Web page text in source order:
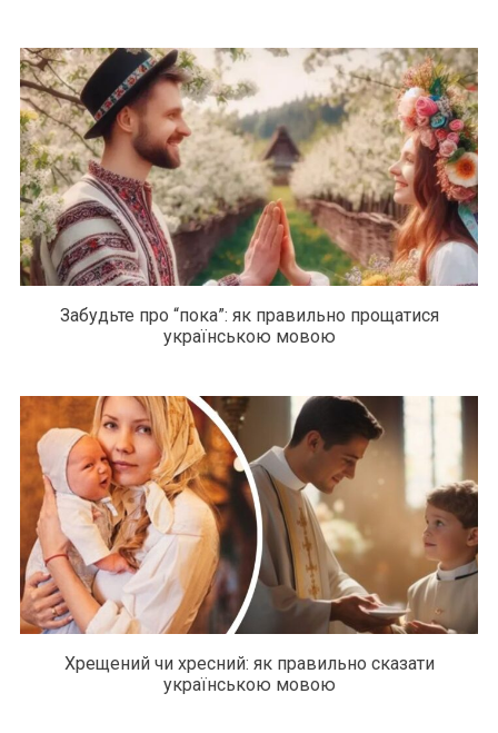
Забудьте про “пока”: як правильно прощатися
українською мовою
Хрещений чи хресний: як правильно сказати
українською мовою